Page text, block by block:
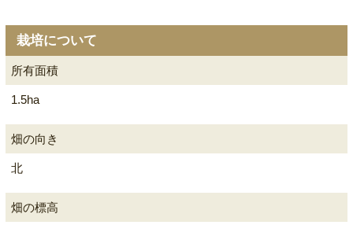
栽培について
所有面積
1.5ha
畑の向き
北
畑の標高